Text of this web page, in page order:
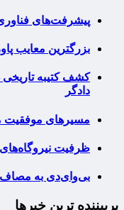
پیشرفت‌های
بزرگترین معایب
کشف کتیبه تاریخی
دادگر
مسیرهای موفقیت
ظرفیت
بی‌وای‌دی به مصاف
پربیننده ترین خبرها